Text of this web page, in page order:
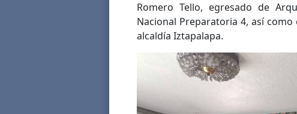
Romero Tello, egresado de
Nacional Preparatoria 4, así
alcaldía Iztapalapa.